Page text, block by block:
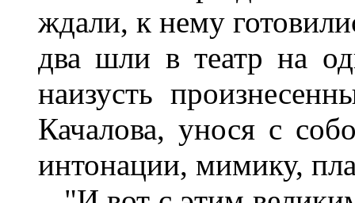
ждали, к нему
два шли в театр на
наизусть
Качалова, унося с
интонации, мимику,